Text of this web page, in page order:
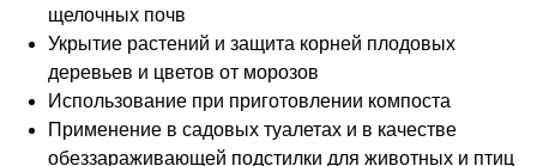
щелочных почв
Укрытие растений и защита корней плодовых
деревьев и цветов от морозов
Использование при приготовлении компоста
Применение в садовых туалетах и в качестве
обеззараживающей подстилки для животных и птиц